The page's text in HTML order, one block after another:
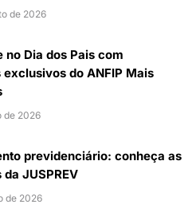
de 2026
no Dia dos Pais com
do ANFIP Mais
de 2026
previdenciário: conheça as
JUSPREV
de 2026